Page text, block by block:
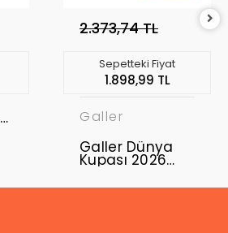
2.373,74 TL
Sepetteki Fiyat
1.898,99 TL
Galler
Galler Dünya
Kupası 2026
Forma Home